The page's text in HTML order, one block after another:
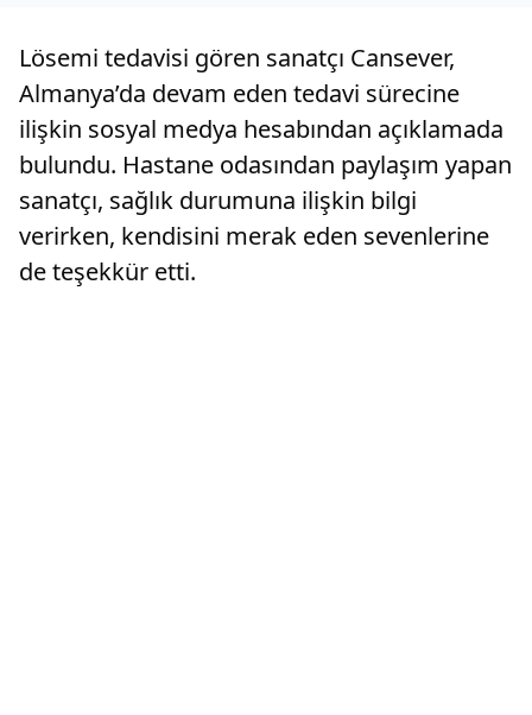
Lösemi tedavisi gören sanatçı Cansever,
Almanya’da devam eden tedavi sürecine
ilişkin sosyal medya hesabından açıklamada
bulundu. Hastane odasından paylaşım yapan
sanatçı, sağlık durumuna ilişkin bilgi
verirken, kendisini merak eden sevenlerine
de teşekkür etti.